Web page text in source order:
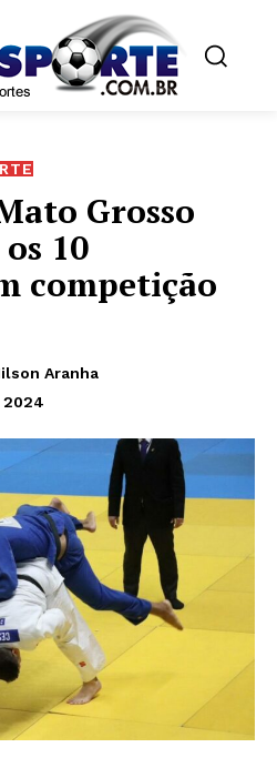
Grosso
10
competição
Aranha
2024